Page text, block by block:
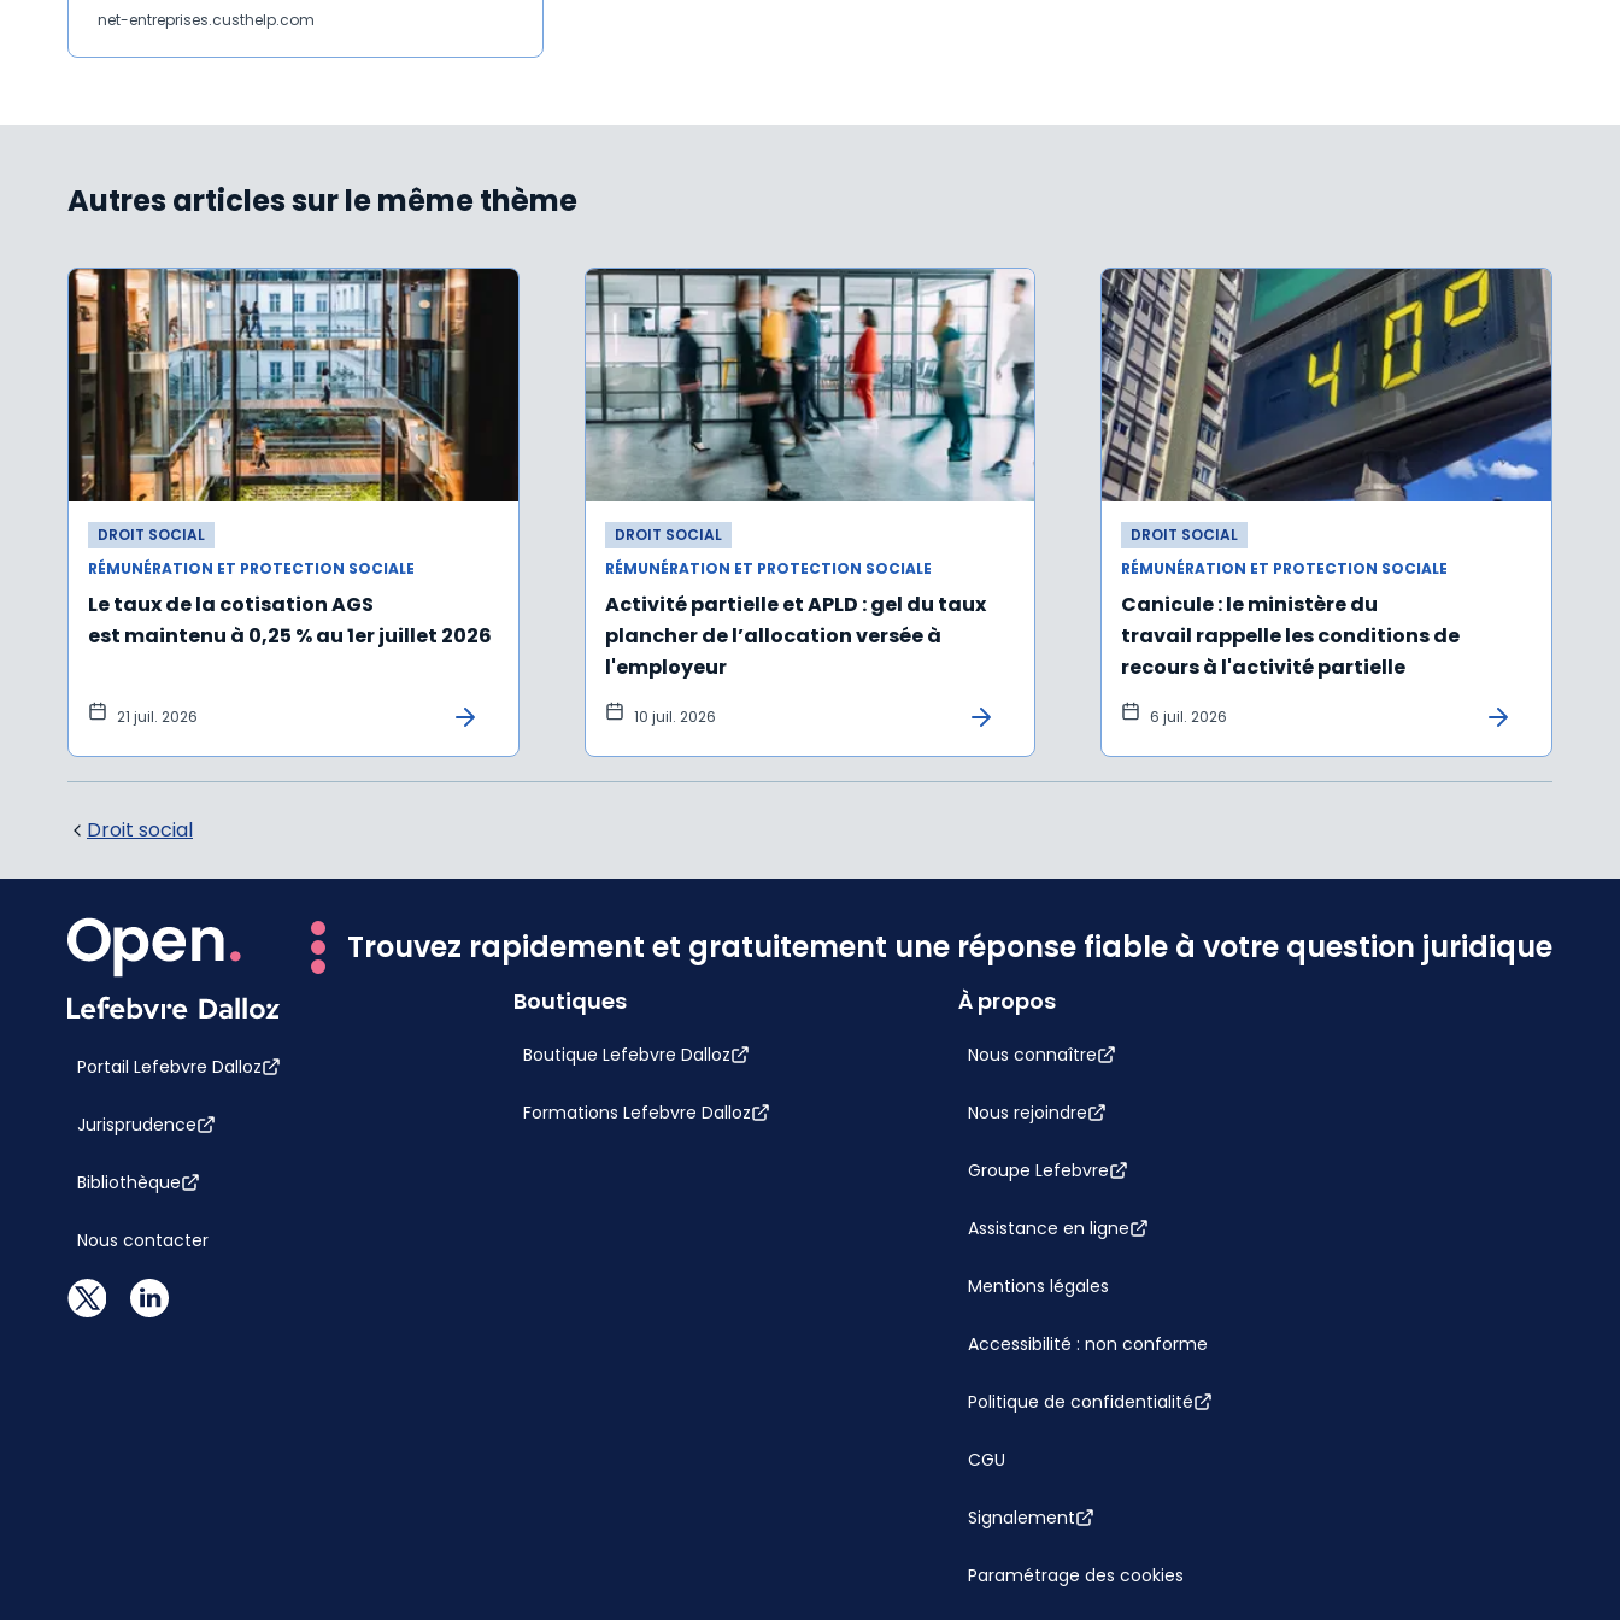
net-entreprises.custhelp.com
Autres articles sur le même thème
DROIT SOCIAL
RÉMUNÉRATION ET PROTECTION SOCIALE
Le taux de la cotisation AGS
est maintenu à 0,25 % au 1er juillet 2026
21 juil. 2026
DROIT SOCIAL
RÉMUNÉRATION ET PROTECTION SOCIALE
Activité partielle et APLD : gel du taux
plancher de l’allocation versée à
l'employeur
10 juil. 2026
DROIT SOCIAL
RÉMUNÉRATION ET PROTECTION SOCIALE
Canicule : le ministère du
travail rappelle les conditions de
recours à l'activité partielle
6 juil. 2026
Droit social
Trouvez rapidement et gratuitement une réponse fiable à votre question juridique
Portail Lefebvre Dalloz
Jurisprudence
Bibliothèque
Nous contacter
Boutiques
Boutique Lefebvre Dalloz
Formations Lefebvre Dalloz
À propos
Nous connaître
Nous rejoindre
Groupe Lefebvre
Assistance en ligne
Mentions légales
Accessibilité : non conforme
Politique de confidentialité
CGU
Signalement
Paramétrage des cookies